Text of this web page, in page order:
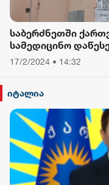
საბერძნეთში
სამედიცინო
17/2/2024 • 14:32
იტალია